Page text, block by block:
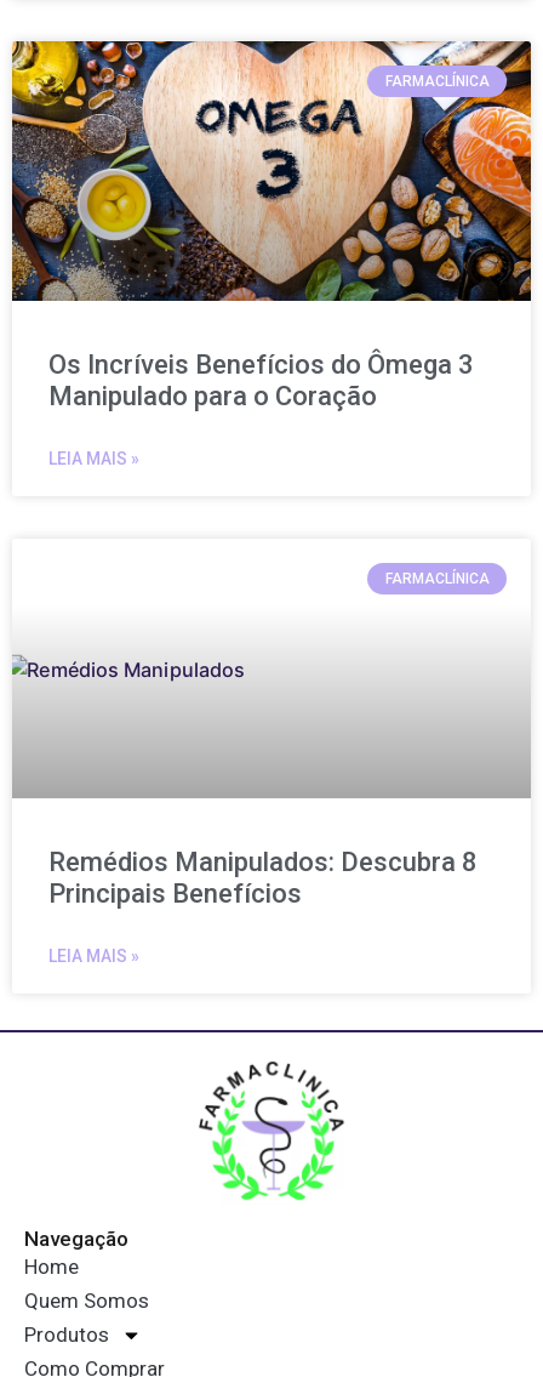
FARMACLÍNICA
Os Incríveis Benefícios do Ômega 3
Manipulado para o Coração
LEIA MAIS »
FARMACLÍNICA
Remédios Manipulados: Descubra 8
Principais Benefícios
LEIA MAIS »
Navegação
Home
Quem Somos
Produtos
Como Comprar